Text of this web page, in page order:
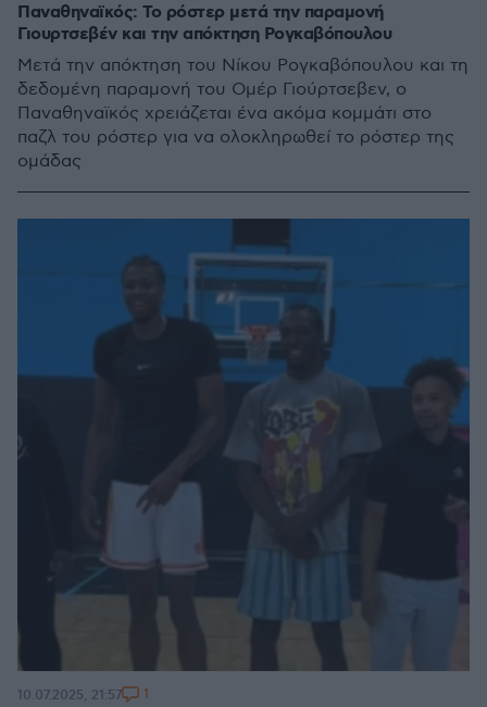
Παναθηναϊκός: Το ρόστερ μετά την παραμονή
Γιουρτσεβέν και την απόκτηση Ρογκαβόπουλου
Μετά την απόκτηση του Νίκου Ρογκαβόπουλου και τη
δεδομένη παραμονή του Ομέρ Γιούρτσεβεν, ο
Παναθηναϊκός χρειάζεται ένα ακόμα κομμάτι στο
παζλ του ρόστερ για να ολοκληρωθεί το ρόστερ της
ομάδας
10.07.2025, 21:57 1